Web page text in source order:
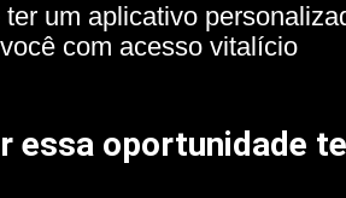
um aplicativo
com acesso vitalício
essa oportunidade